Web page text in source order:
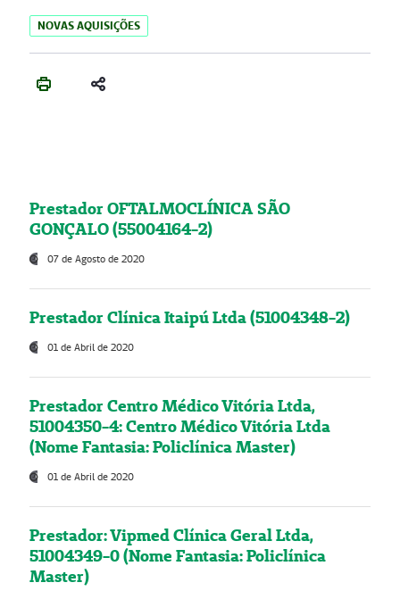
NOVAS AQUISIÇÕES
Prestador OFTALMOCLÍNICA SÃO
GONÇALO (55004164-2)
07 de Agosto de 2020
Prestador Clínica Itaipú Ltda (51004348-2)
01 de Abril de 2020
Prestador Centro Médico Vitória Ltda,
51004350-4: Centro Médico Vitória Ltda
(Nome Fantasia: Policlínica Master)
01 de Abril de 2020
Prestador: Vipmed Clínica Geral Ltda,
51004349-0 (Nome Fantasia: Policlínica
Master)